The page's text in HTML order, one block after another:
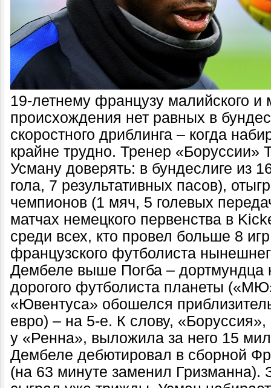
19-летнему французу малийского и
происхождения нет равных в
скоростного дриблинга – когда
крайне трудно. Тренер «Боруссии»
Усману доверять: в бундеслиге из
гола, 7 результативных пасов),
чемпионов (1 мяч, 5 голевых
матчах немецкого первенства в
среди всех, кто провел больше 8
французского футболиста
Дембеле выше Погба – дортмундца
дорогого футболиста планеты
«Ювентуса» обошелся
евро) – на 5-е. К слову,
у «Ренна», выложила за него 15
Дембеле дебютировал в сборной
(на 63 минуте заменил Гризманна).